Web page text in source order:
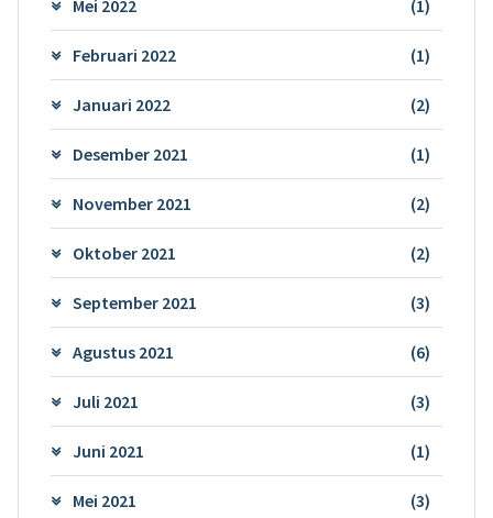
Mei 2022 (1)
Februari 2022 (1)
Januari 2022 (2)
Desember 2021 (1)
November 2021 (2)
Oktober 2021 (2)
September 2021 (3)
Agustus 2021 (6)
Juli 2021 (3)
Juni 2021 (1)
Mei 2021 (3)